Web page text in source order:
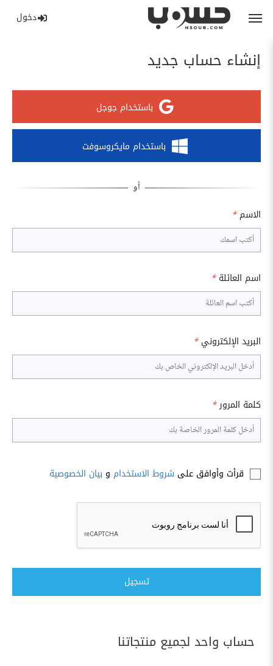
دخول
إنشاء حساب جديد
باستخدام جوجل
باستخدام مايكروسوفت
الاسم *
اسم العائلة *
البريد الإلكتروني *
كلمة المرور*
قرأت وأوافق على شروط الاستخدام و بيان الخصوصية
تسجيل
حساب واحد لجميع منتجاتنا